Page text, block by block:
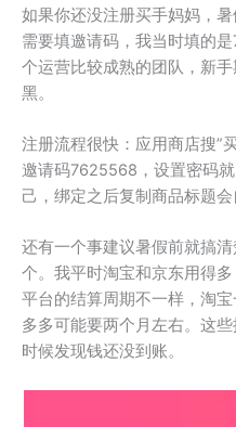
如果你还没注册买手妈妈，
需要填邀请码，我当时填的
个运营比较成熟的团队，新
黑。
注册流程很快：应用商店搜”
邀请码7625568，设置密码
己，绑定之后复制商品标题会
还有一个事建议暑假前就搞
个。我平时淘宝和京东用得
平台的结算周期不一样，淘
多多可能要两个月左右。这
时候发现钱还没到账。